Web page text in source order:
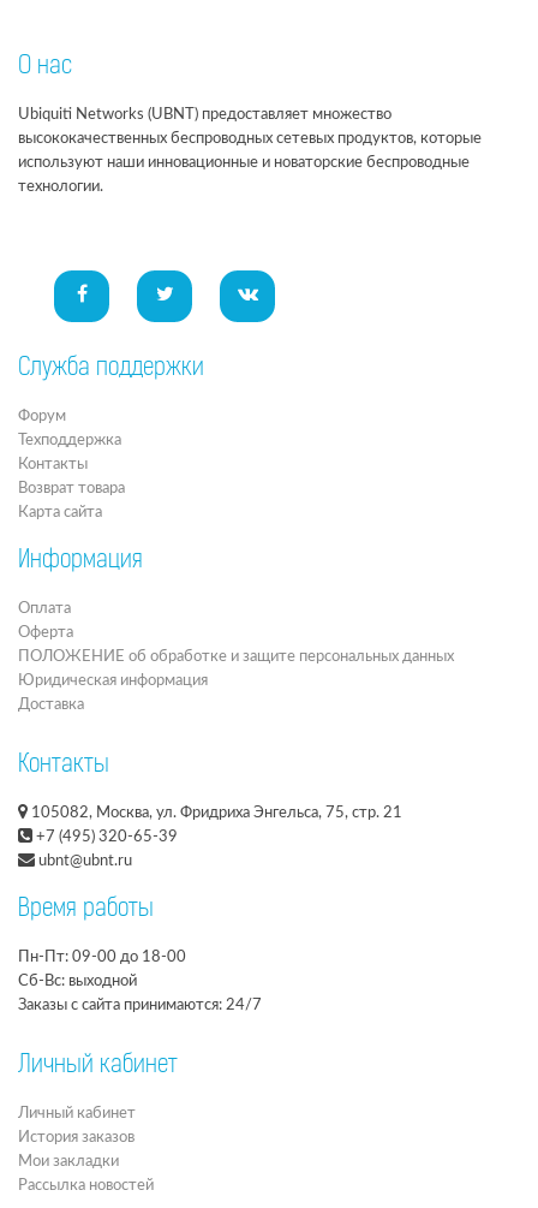
О нас
Ubiquiti Networks (UBNT) предоставляет множество
высококачественных беспроводных сетевых продуктов, которые
используют наши инновационные и новаторские беспроводные
технологии.
Служба поддержки
Форум
Техподдержка
Контакты
Возврат товара
Карта сайта
Информация
Оплата
Оферта
ПОЛОЖЕНИЕ об обработке и защите персональных данных
Юридическая информация
Доставка
Контакты
105082, Москва, ул. Фридриха Энгельса, 75, стр. 21
+7 (495) 320-65-39
ubnt@ubnt.ru
Время работы
Пн-Пт: 09-00 до 18-00
Сб-Вс: выходной
Заказы с сайта принимаются: 24/7
Личный кабинет
Личный кабинет
История заказов
Мои закладки
Рассылка новостей